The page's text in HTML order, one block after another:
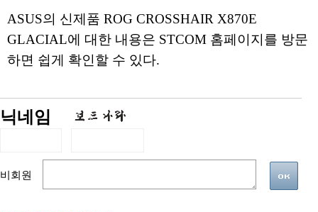
ASUS의 신제품 ROG CROSSHAIR X870E
GLACIAL에 대한 내용은 STCOM 홈페이지를 방문
하면 쉽게 확인할 수 있다.
닉네임
비회원